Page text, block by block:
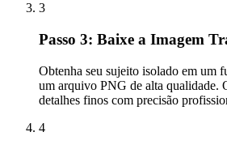
3
Passo 3: Baixe a Imagem
Obtenha seu sujeito isolado em um
um arquivo PNG de alta qualidade.
detalhes finos com precisão
4